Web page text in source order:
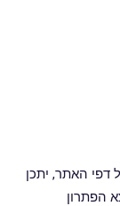
דפי האתר, יתכן
הפתרון